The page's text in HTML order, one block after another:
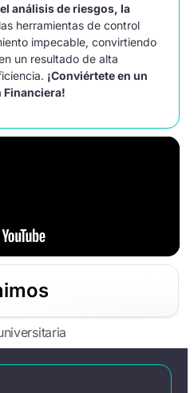
análisis de riesgos, la
herramientas de control
impecable, convirtiendo
un resultado de alta
¡Conviértete en un
Financiera!